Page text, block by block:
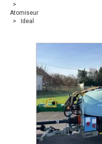
Atomiseur
Ideal